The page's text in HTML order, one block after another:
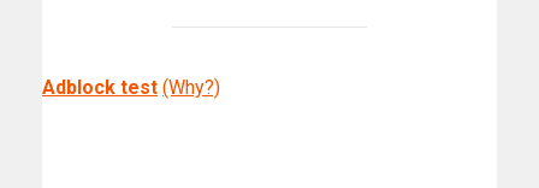
Adblock test (Why?)